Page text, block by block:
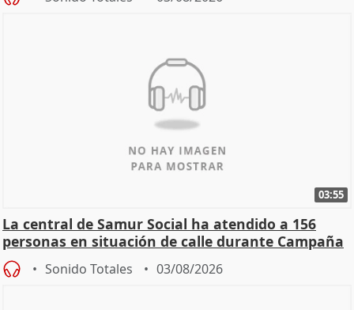
03:55
La central de Samur Social ha atendido a 156
personas en situación de calle durante Campaña
de Calor
Sonido Totales 03/08/2026